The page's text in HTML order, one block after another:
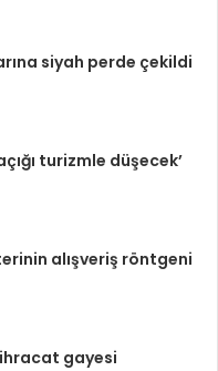
siyah perde çekildi
turizmle düşecek’
alışveriş röntgeni
gayesi